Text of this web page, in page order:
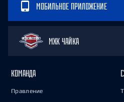
МОБИЛЬНОЕ ПРИЛОЖЕНИЕ
МХК ЧАЙКА
КОМАНДА
Правление